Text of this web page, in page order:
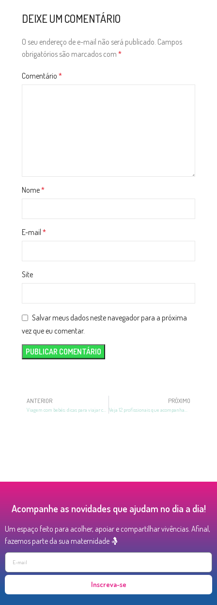
DEIXE UM COMENTÁRIO
O seu endereço de e-mail não será publicado. Campos
obrigatórios são marcados com *
Comentário *
Nome*
E-mail *
Site
Salvar meus dados neste navegador para a próxima
vez que eu comentar.
ANTERIOR PRÓXIMO
Acompanhe as novidades que ajudam no dia a dia!
Um espaço feito para acolher, apoiar e compartilhar vivências. Afinal,
fazemos parte da sua maternidade 🤱
Inscreva-se